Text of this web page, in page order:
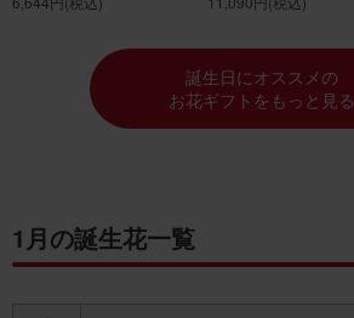
誕生日にオススメの
お花ギフトをもっと見る
1月の誕生花一覧